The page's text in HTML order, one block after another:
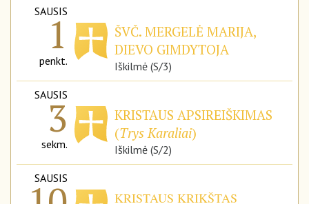
SAUSIS
1
penkt.
ŠVČ. MERGELĖ MARIJA,
DIEVO GIMDYTOJA
Iškilmė (S/3)
SAUSIS
3
sekm.
KRISTAUS APSIREIŠKIMAS
(Trys Karaliai)
Iškilmė (S/2)
SAUSIS
KRISTAUS KRIKŠTAS